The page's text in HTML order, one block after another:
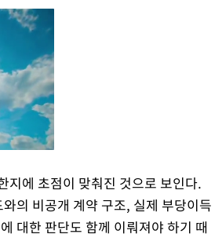
지에 초점이 맞춰진 것으로 보인다.
의 비공개 계약 구조, 실제 부당이득
대한 판단도 함께 이뤄져야 하기 때